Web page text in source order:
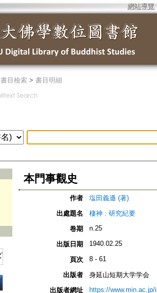
網站導覽
書目檢索 > 書目明細
本門事觀史
作者
塩田義遜 (著)
出處題名
棲神 : 研究紀要
卷期
n.25
出版日期 1940.02.25
頁次 8 - 61
出版者
身延山短期大学学会
出版者網址
https://